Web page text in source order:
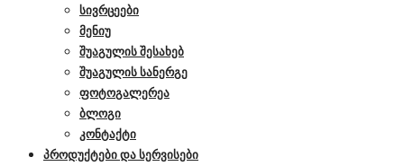
სივრცეები
მენიუ
შუაგულის შესახებ
შუაგულის სანერგე
ფოტოგალერეა
ბლოგი
კონტაქტი
პროდუქტები და სერვისები